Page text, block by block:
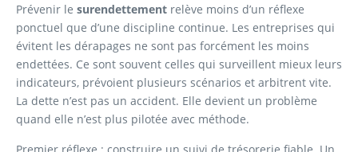
Prévenir le surendettement relève moins d’un réflexe
ponctuel que d’une discipline continue. Les entreprises qui
évitent les dérapages ne sont pas forcément les moins
endettées. Ce sont souvent celles qui surveillent mieux leurs
indicateurs, prévoient plusieurs scénarios et arbitrent vite.
La dette n’est pas un accident. Elle devient un problème
quand elle n’est plus pilotée avec méthode.
Premier réflexe : construire un suivi de trésorerie fiable. Un